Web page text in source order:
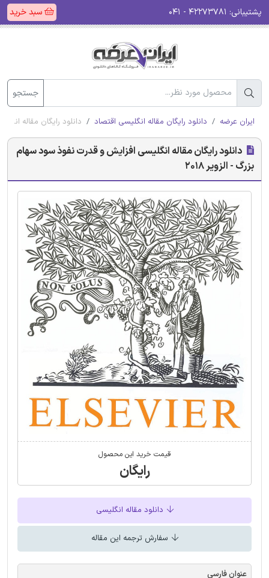
پشتیبانی: سبد خرید
جستجو
ایران عرضه دانلود رایگان مقاله انگلیسی اقتصاد دانلود رایگان مقاله
دانلود رایگان مقاله انگلیسی افزایش و قدرت نفوذ سود سهام
بزرگ - الزویر 2018
قیمت خرید این محصول
رایگان
دانلود مقاله انگلیسی
سفارش ترجمه این مقاله
عنوان فارسی